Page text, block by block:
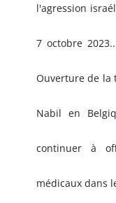
l'agression
7 octobre
Ouverture de la
Nabil en
continuer à
médicaux dans